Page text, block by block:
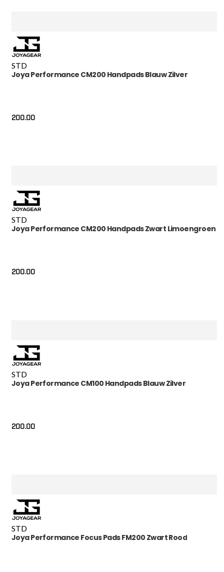
STD
Joya Performance CM200 Handpads Blauw Zilver
200.00
STD
Joya Performance CM200 Handpads Zwart Limoengroen
200.00
STD
Joya Performance CM100 Handpads Blauw Zilver
200.00
STD
Joya Performance Focus Pads FM200 Zwart Rood